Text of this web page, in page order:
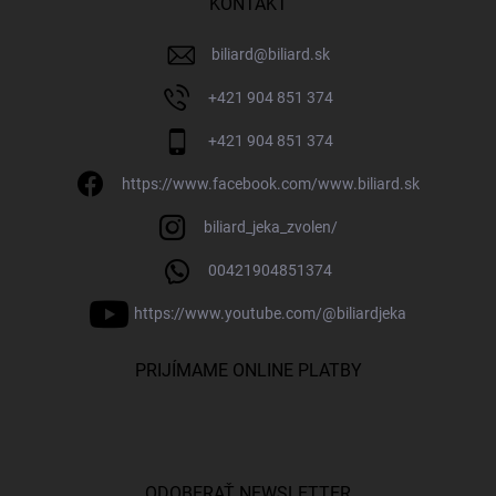
KONTAKT
biliard@biliard.sk
+421 904 851 374
+421 904 851 374
https://www.facebook.com/www.biliard.sk
biliard_jeka_zvolen/
00421904851374
https://www.youtube.com/@biliardjeka
PRIJÍMAME ONLINE PLATBY